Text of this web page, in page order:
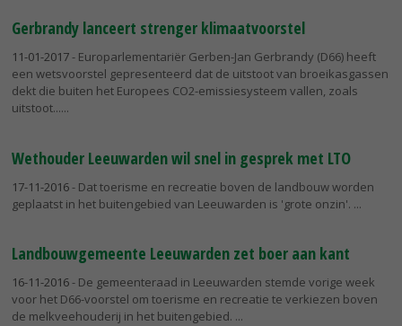
Gerbrandy lanceert strenger klimaatvoorstel
11-01-2017- Europarlementariër Gerben-Jan Gerbrandy (D66) heeft
een wetsvoorstel gepresenteerd dat de uitstoot van broeikasgassen
dekt die buiten het Europees CO2-emissiesysteem vallen, zoals
uitstoot...
Wethouder Leeuwarden wil snel in gesprek met LTO
17-11-2016- Dat toerisme en recreatie boven de landbouw worden
geplaatst in het buitengebied van Leeuwarden is 'grote onzin'.
Landbouwgemeente Leeuwarden zet boer aan kant
16-11-2016- De gemeenteraad in Leeuwarden stemde vorige week
voor het D66-voorstel om toerisme en recreatie te verkiezen boven
de melkveehouderij in het buitengebied.